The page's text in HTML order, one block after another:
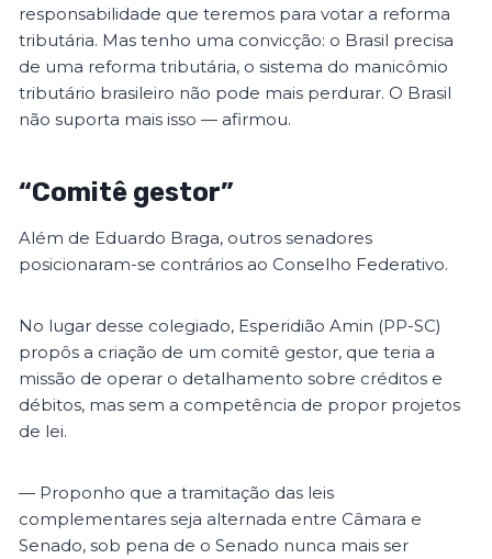
responsabilidade que teremos para votar a reforma
tributária. Mas tenho uma convicção: o Brasil precisa
de uma reforma tributária, o sistema do manicômio
tributário brasileiro não pode mais perdurar. O Brasil
não suporta mais isso — afirmou.
“Comitê gestor”
Além de Eduardo Braga, outros senadores
posicionaram-se contrários ao Conselho Federativo.
No lugar desse colegiado, Esperidião Amin (PP-SC)
propôs a criação de um comitê gestor, que teria a
missão de operar o detalhamento sobre créditos e
débitos, mas sem a competência de propor projetos
de lei.
— Proponho que a tramitação das leis
complementares seja alternada entre Câmara e
Senado, sob pena de o Senado nunca mais ser